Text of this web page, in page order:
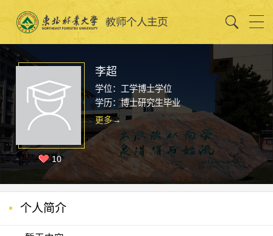
10
李超
学位：工学博士学位
学历：博士研究生毕业
更多
个人简介